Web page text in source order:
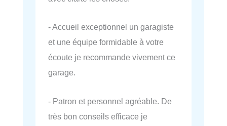
- Accueil exceptionnel un garagiste
et une équipe formidable à votre
écoute je recommande vivement ce
garage.
- Patron et personnel agréable. De
très bon conseils efficace je